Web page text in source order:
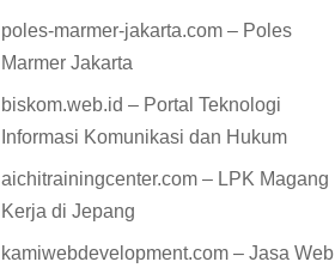
poles-marmer-jakarta.com – Poles
Marmer Jakarta
biskom.web.id – Portal Teknologi
Informasi Komunikasi dan Hukum
aichitrainingcenter.com – LPK Magang
Kerja di Jepang
kamiwebdevelopment.com – Jasa Web